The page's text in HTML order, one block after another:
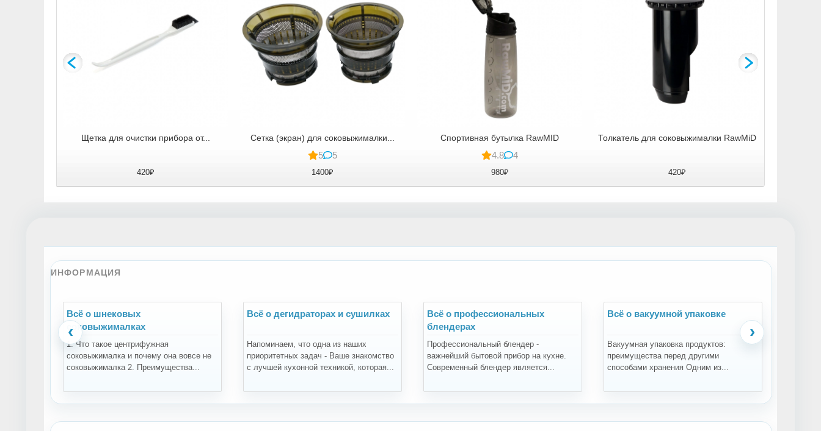
Щетка для очистки прибора от...
420₽
Сетка (экран) для соковыжималки...
5 5
1400₽
Спортивная бутылка RawMID
4.8 4
980₽
Толкатель для соковыжималки RawMiD
420₽
ИНФОРМАЦИЯ
‹ ›
Всё о шнековых
соковыжималках
1. Что такое центрифужная
соковыжималка и почему она вовсе не
соковыжималка 2. Преимущества...
Всё о дегидраторах и сушилках
Напоминаем, что одна из наших
приоритетных задач - Ваше знакомство
с лучшей кухонной техникой, которая...
Всё о профессиональных
блендерах
Профессиональный блендер -
важнейший бытовой прибор на кухне.
Современный блендер является...
Всё о вакуумной упаковке
Вакуумная упаковка продуктов:
преимущества перед другими
способами хранения Одним из...